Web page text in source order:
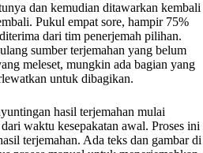
dan kemudian ditawarkan kembali
Pukul empat sore, hampir 75%
dari tim penerjemah pilihan.
sumber terjemahan yang belum
meleset, mungkin ada bagian yang
untuk dibagikan.
hasil terjemahan mulai
waktu kesepakatan awal. Proses ini
terjemahan. Ada teks dan gambar di